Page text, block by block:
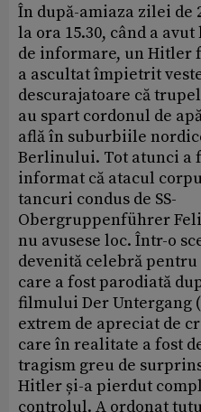
În după-amiaza zilei de
la ora 15.30, când a
de informare, un Hitler
a ascultat împietrit
descurajatoare că
au spart cordonul de
află în suburbiile
Berlinului. Tot atunci a
informat că atacul
tancuri condus de SS-
Obergruppenführer
nu avusese loc. Într-o
devenită celebră
care a fost parodiată
filmului Der Untergang
extrem de apreciat de
care în realitate a fost
tragism greu de
Hitler și-a pierdut
controlul. A ordonat